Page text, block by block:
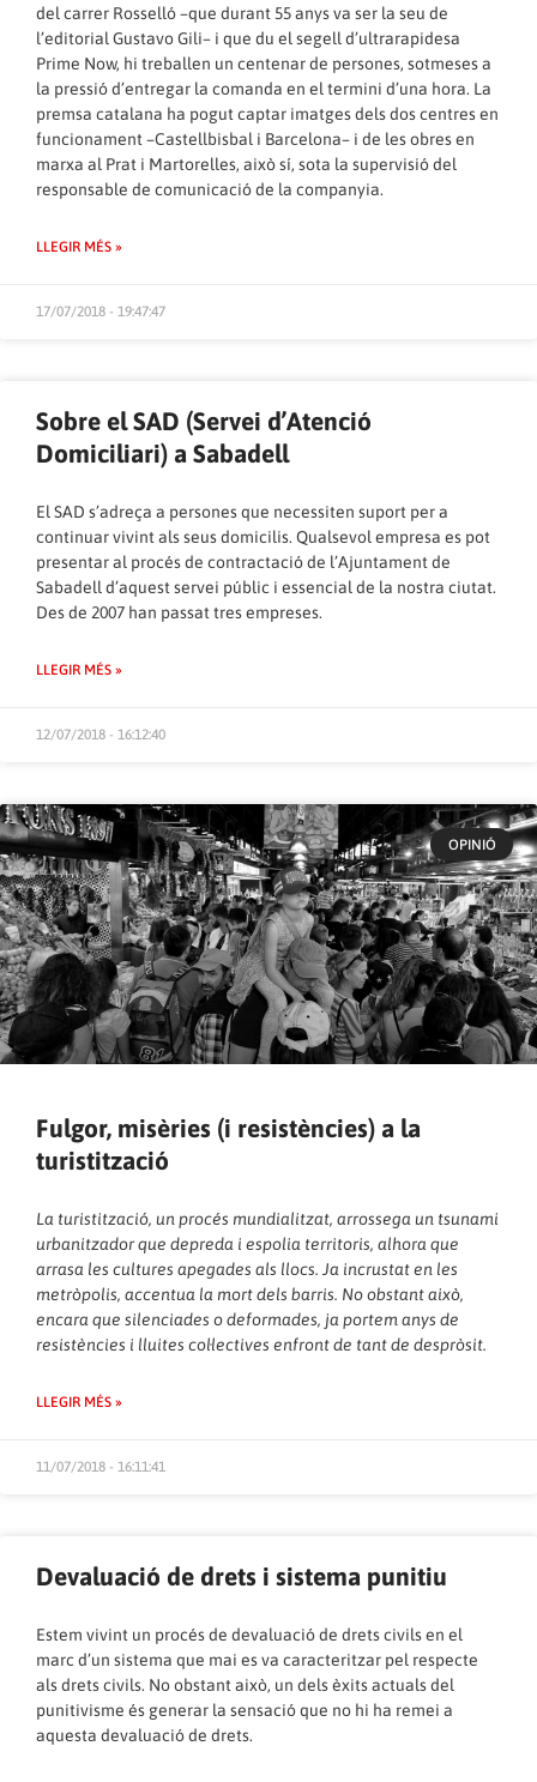
del carrer Rosselló –que durant 55 anys va ser la seu de
l’editorial Gustavo Gili– i que du el segell d’ultrarapidesa
Prime Now, hi treballen un centenar de persones, sotmeses a
la pressió d’entregar la comanda en el termini d’una hora. La
premsa catalana ha pogut captar imatges dels dos centres en
funcionament –Castellbisbal i Barcelona– i de les obres en
marxa al Prat i Martorelles, això sí, sota la supervisió del
responsable de comunicació de la companyia.
LLEGIR MÉS »
17/07/2018 - 19:47:47
Sobre el SAD (Servei d’Atenció
Domiciliari) a Sabadell
El SAD s’adreça a persones que necessiten suport per a
continuar vivint als seus domicilis. Qualsevol empresa es pot
presentar al procés de contractació de l’Ajuntament de
Sabadell d’aquest servei públic i essencial de la nostra ciutat.
Des de 2007 han passat tres empreses.
LLEGIR MÉS »
12/07/2018 - 16:12:40
OPINIÓ
Fulgor, misèries (i resistències) a la
turistització
La turistització, un procés mundialitzat, arrossega un tsunami
urbanitzador que depreda i espolia territoris, alhora que
arrasa les cultures apegades als llocs. Ja incrustat en les
metròpolis, accentua la mort dels barris. No obstant això,
encara que silenciades o deformades, ja portem anys de
resistències i lluites col·lectives enfront de tant de despròsit.
LLEGIR MÉS »
11/07/2018 - 16:11:41
Devaluació de drets i sistema punitiu
Estem vivint un procés de devaluació de drets civils en el
marc d’un sistema que mai es va caracteritzar pel respecte
als drets civils. No obstant això, un dels èxits actuals del
punitivisme és generar la sensació que no hi ha remei a
aquesta devaluació de drets.